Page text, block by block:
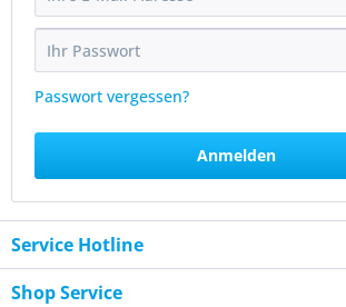
Passwort vergessen?
Anmelden
Service Hotline
Shop Service